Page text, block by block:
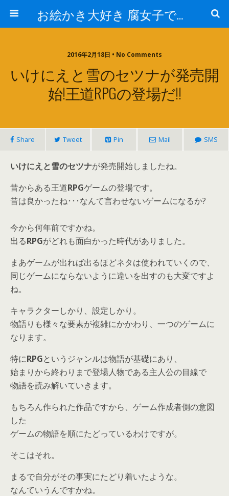
お絵かき大好き 腐女子でゲーマーのおかしな生活
2016年2月18日 • No Comments
いけにえと雪のセツナが発売開
始!王道RPGの登場だ!!
Share Tweet Pin Mail SMS
いけにえと雪のセツナが発売開始しましたね。
昔からある王道RPGゲームの登場です。
昔は良かったね･･･なんて言わせないゲームになるか?
今から何年前ですかね。
出るRPGがどれも面白かった時代がありました。
まあゲームが出れば出るほどネタは使われていくので、
同じゲームにならないように違いを出すのも大変ですよ
ね。
キャラクターしかり、設定しかり。
物語りも様々な要素が複雑にかかわり、一つのゲームに
なります。
特にRPGというジャンルは物語が基礎にあり、
始まりから終わりまで登場人物である主人公の目線で
物語を読み解いていきます。
もちろん作られた作品ですから、ゲーム作成者側の意図
した
ゲームの物語を順にたどっているわけですが。
そこはそれ。
まるで自分がその事実にたどり着いたような。
なんていうんですかね。